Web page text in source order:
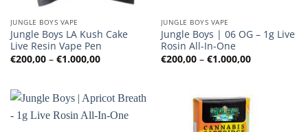
JUNGLE BOYS VAPE
Jungle Boys LA Kush Cake
Live Resin Vape Pen
€200,00 – €1.000,00Preisspanne:
€200,00
JUNGLE BOYS VAPE
Jungle Boys | 06 OG – 1g Live
Rosin All-In-One
€200,00 – €1.000,00
€200,00